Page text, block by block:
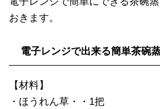
おきます。
電子レンジで出来る簡単茶碗
【材料】
・ほうれん草・・1把